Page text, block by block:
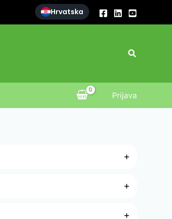
Hrvatska
Search
Prijava